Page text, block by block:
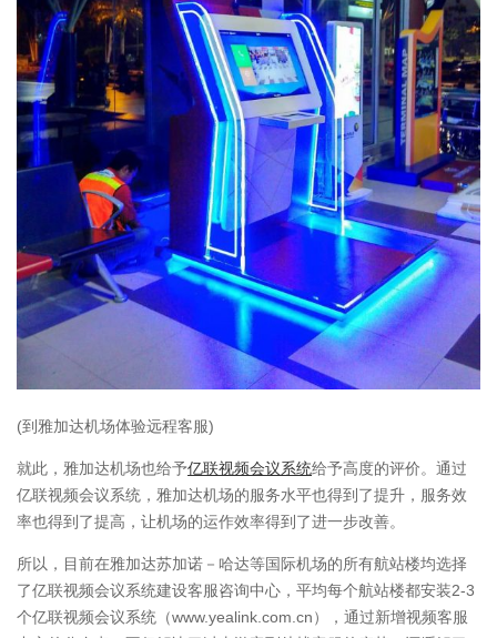
(到雅加达机场体验远程客服)
就此，雅加达机场也给予亿联视频会议系统给予高度的评价。通过
亿联视频会议系统，雅加达机场的服务水平也得到了提升，服务效
率也得到了提高，让机场的运作效率得到了进一步改善。
所以，目前在雅加达苏加诺－哈达等国际机场的所有航站楼均选择
了亿联视频会议系统建设客服咨询中心，平均每个航站楼都安装2-3
个亿联视频会议系统（www.yealink.com.cn），通过新增视频客服